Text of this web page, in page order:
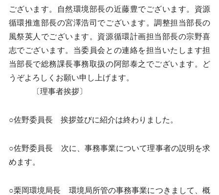
ございます。自然環境部長の近藤豊でございます。資源
循環推進部長の宮澤浩司でございます。調整担当部長の
風祭英人でございます。資源循環計画担当部長の宗野喜
志でございます。当委員会との連絡を担当いたします担
当部長で総務課長事務取扱の阿部泰之でございます。ど
うぞよろしくお願い申し上げます。
〔理事者挨拶〕
○佐野委員長 挨拶並びに紹介は終わりました。
○佐野委員長 次に、事務事業について理事者の説明を求
めます。
○栗岡環境局長 環境局所管の事務事業につきまして、概